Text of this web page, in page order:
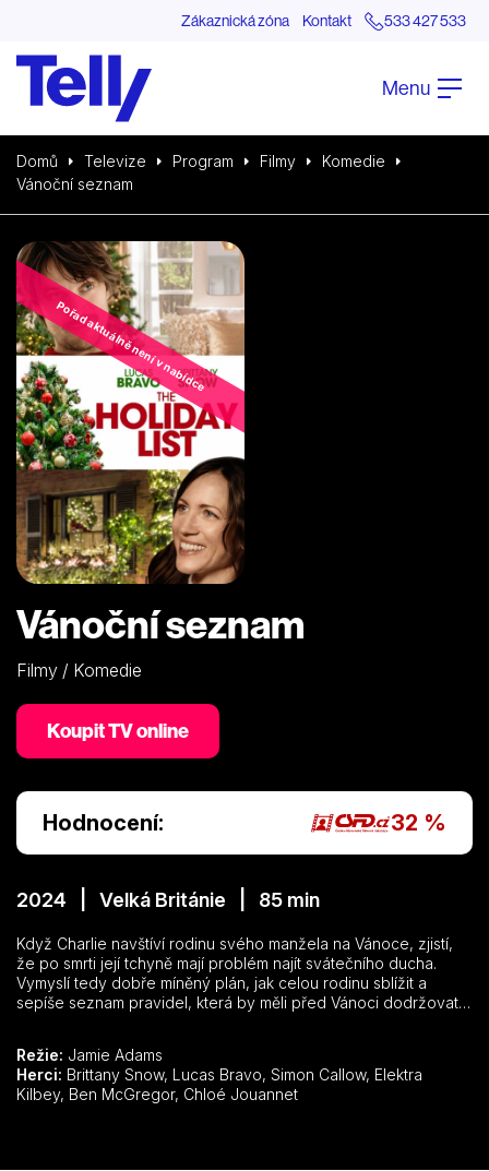
Zákaznická zóna Kontakt 533 427 533
Menu
Domů Televize Program Filmy
Komedie
Vánoční seznam
Pořad aktuálně není v nabídce
Vánoční seznam
Filmy / Komedie
Koupit TV online
Hodnocení: 32 %
2024 | Velká Británie | 85 min
Když Charlie navštíví rodinu svého manžela na Vánoce, zjistí,
že po smrti její tchyně mají problém najít svátečního ducha.
Vymyslí tedy dobře míněný plán, jak celou rodinu sblížit a
sepíše seznam pravidel, která by měli před Vánoci dodržovat,
Režie: Jamie Adams
Herci:
Kilbey, Ben McGregor, Chloé Jouannet